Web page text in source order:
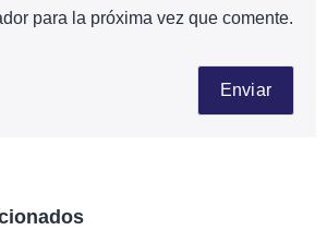
para la próxima vez que comente.